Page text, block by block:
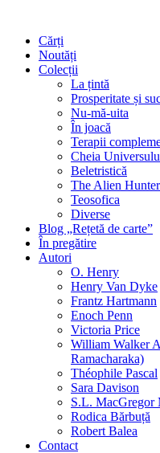
Cărți
Noutăți
Colecții
La țintă
Prosperitate și
Nu-mă-uita
În joacă
Terapii
Cheia
Beletristică
The Alien
Teosofica
Diverse
Blog „Rețetă de carte”
În pregătire
Autori
O. Henry
Henry Van Dyke
Frantz Hartmann
Enoch Penn
Victoria Price
William Walker
Ramacharaka)
Théophile Pascal
Sara Davison
S.L. MacGregor
Rodica Bărbuță
Robert Balea
Contact